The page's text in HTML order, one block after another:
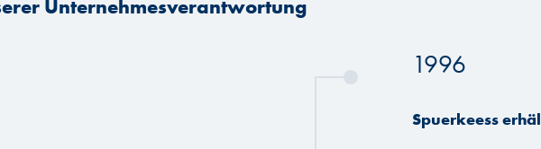
Unternehmesverantwortung
1996
Spuerkeess